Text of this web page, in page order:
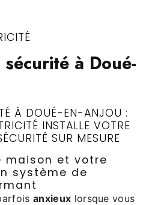
à Doué-
À DOUÉ-EN-ANJOU :
INSTALLE VOTRE
SUR MESURE
maison et votre
système de
anxieux lorsque vous